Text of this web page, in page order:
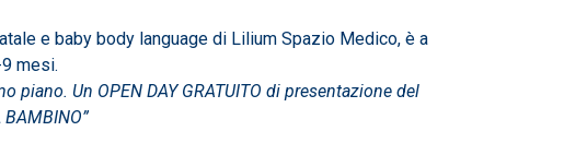
e baby body language di Lilium Spazio Medico, è a
mesi.
piano. Un OPEN DAY GRATUITO di presentazione del
BAMBINO”